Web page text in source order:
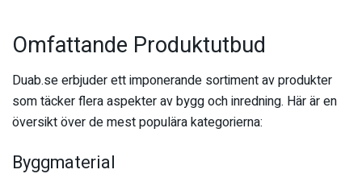
Omfattande Produktutbud
Duab.se erbjuder ett imponerande sortiment av produkter
som täcker flera aspekter av bygg och inredning. Här är en
översikt över de mest populära kategorierna:
Byggmaterial